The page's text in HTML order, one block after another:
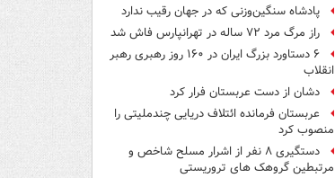
پادشاه سنگین‌وزنی که در جهان رقیب ندارد
راز مرگ مرد ۷۲ ساله در تهرانپارس فاش شد
۶ دستاورد بزرگ ایران در ۱۶۰ روز رهبری رهبر
انقلاب
دشان از دست عربستان فرار کرد
عربستان فرمانده ائتلاف دریایی چندملیتی را
منصوب کرد
دستگیری ۸ نفر از اشرار مسلح شاخص و
مرتبطین گروهک های تروریستی